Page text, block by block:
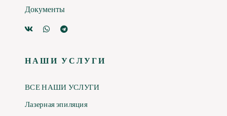
Документы
НАШИ УСЛУГИ
ВСЕ НАШИ УСЛУГИ
Лазерная эпиляция